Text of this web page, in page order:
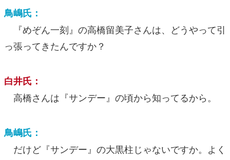
鳥嶋氏：
『めぞん一刻』の高橋留美子さんは、どうやって引
っ張ってきたんですか？
白井氏：
高橋さんは『サンデー』の頃から知ってるから。
鳥嶋氏：
だけど『サンデー』の大黒柱じゃないですか。よく